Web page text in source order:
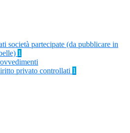
società partecipate (da pubblicare in
1
privato controllati 1